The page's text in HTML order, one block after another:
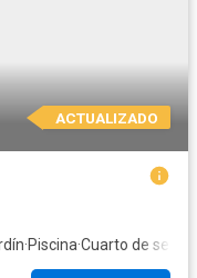
ACTUALIZADO
·Piscina·Cuarto de